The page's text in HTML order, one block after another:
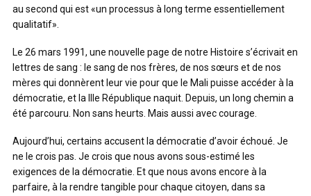
au second qui est «un processus à long terme essentiellement
qualitatif».
Le 26 mars 1991, une nouvelle page de notre Histoire s’écrivait en
lettres de sang : le sang de nos frères, de nos sœurs et de nos
mères qui donnèrent leur vie pour que le Mali puisse accéder à la
démocratie, et la IIIe République naquit. Depuis, un long chemin a
été parcouru. Non sans heurts. Mais aussi avec courage.
Aujourd’hui, certains accusent la démocratie d’avoir échoué. Je
ne le crois pas. Je crois que nous avons sous-estimé les
exigences de la démocratie. Et que nous avons encore à la
parfaire, à la rendre tangible pour chaque citoyen, dans sa